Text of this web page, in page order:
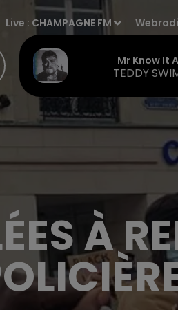
Live : CHAMPAGNE FM
Mr Know It
TEDDY
À